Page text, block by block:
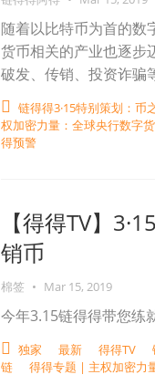
随着以比特币为首的数
货币相关的产业也逐步
破发、传销、投资诈骗
链得得3·15特别策划：币
权加密力量：全球央行数字
得预警
【得得TV】
销币
棉签 • Mar 15, 2019
今年3.15链得得带您练
独家 最新 得得TV
链
得得专题 | 主权加密力